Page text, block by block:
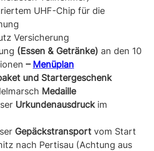
UHF-Chip für die
Versicherung
(Essen & Getränke) an den 10
– Menüplan
und Startergeschenk
Medaille
Urkundenausdruckim
Gepäckstransport vom Start
nach Pertisau (Achtung aus